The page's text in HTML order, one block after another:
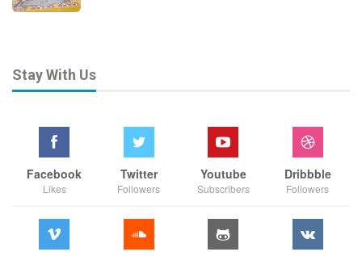
Stay With Us
Facebook
Likes
Twitter
Followers
Youtube
Subscribers
Dribbble
Followers